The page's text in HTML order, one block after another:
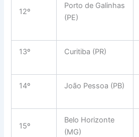
12º
Porto de Galinhas
(PE)
13º Curitiba (PR)
14º João Pessoa (PB)
15º
Belo Horizonte
(MG)